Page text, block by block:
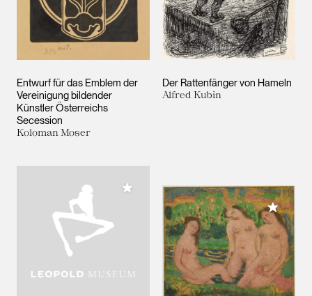
Entwurf für das Emblem der
Vereinigung bildender
Künstler Österreichs
Secession
Koloman Moser
Der Rattenfänger von Hameln
Alfred Kubin
Meiner Sammlung hinzufügen
Meiner